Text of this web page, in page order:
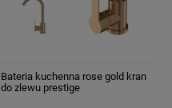
Bateria kuchenna rose gold kran
do zlewu prestige